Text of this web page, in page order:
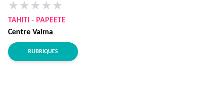
★ ★ ★ ★ ★
TAHITI - PAPEETE
Centre Vaima
RUBRIQUES